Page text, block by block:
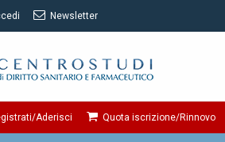
Newsletter
Aderisci Quota iscrizione/Rinnovo